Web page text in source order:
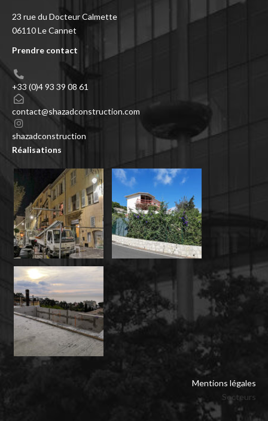
23 rue du Docteur Calmette
06110 Le Cannet
Prendre contact
+33 (0)4 93 39 08 61
contact@shazadconstruction.com
shazadconstruction
Réalisations
Mentions légales
Secteurs